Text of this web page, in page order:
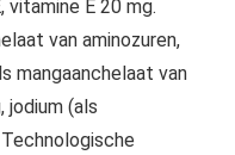
vitamine E 20 mg.
van aminozuren,
mangaanchelaat van
jodium (als